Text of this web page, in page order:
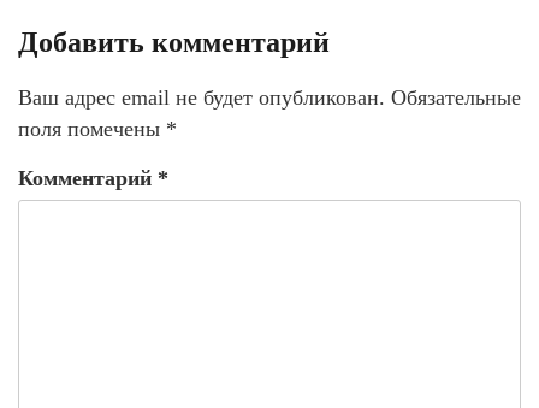
Добавить комментарий
Ваш адрес email не будет опубликован. Обязательные
поля помечены *
Комментарий *